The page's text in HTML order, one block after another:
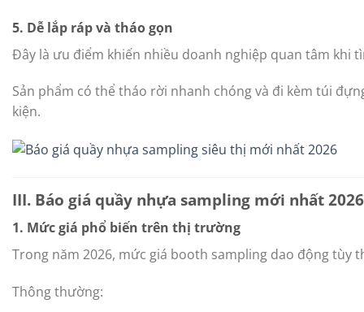
5. Dễ lắp ráp và tháo gọn
Đây là ưu điểm khiến nhiều doanh nghiệp quan tâm khi
Sản phẩm có thể tháo rời nhanh chóng và đi kèm túi
kiện.
III. Báo giá quầy nhựa sampling mới nhất 2026
1. Mức giá phổ biến trên thị trường
Trong năm 2026, mức giá booth sampling dao động tùy
Thông thường: